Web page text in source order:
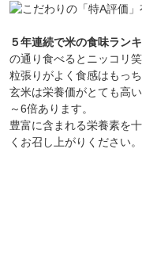
５年連続で米の食味ラン
の通り食べるとニッコリ
粒張りがよく食感はもっ
玄米は栄養価がとても高
～6倍あります。
豊富に含まれる栄養素を
くお召し上がりください。